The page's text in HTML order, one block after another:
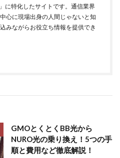
に特化したサイトです。通信業界
心に現場出身の人間じゃないと知
みながらお役立ち情報を提供でき
GMOとくとくBB光から
NURO光の乗り換え！5つの手
順と費用など徹底解説！